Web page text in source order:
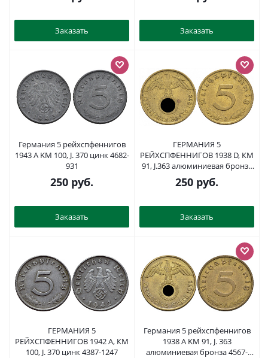
Заказать Заказать
Германия 5 рейхспфеннигов
1943 A KM 100, J. 370 цинк 4682-
931
250 руб.
Заказать
ГЕРМАНИЯ 5
РЕЙХСПФЕННИГОВ 1938 D, КМ
91, J.363 алюминиевая бронза
110-243
250 руб.
Заказать
ГЕРМАНИЯ 5
РЕЙХСПФЕННИГОВ 1942 A, КМ
100, J. 370 цинк 4387-1247
Германия 5 рейхспфеннигов
1938 A KM 91, J. 363
алюминиевая бронза 4567-